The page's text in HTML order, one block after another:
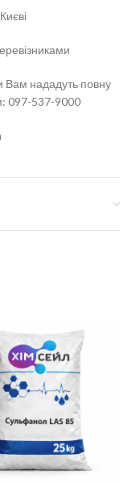
Вам нададуть повну
097-537-9000